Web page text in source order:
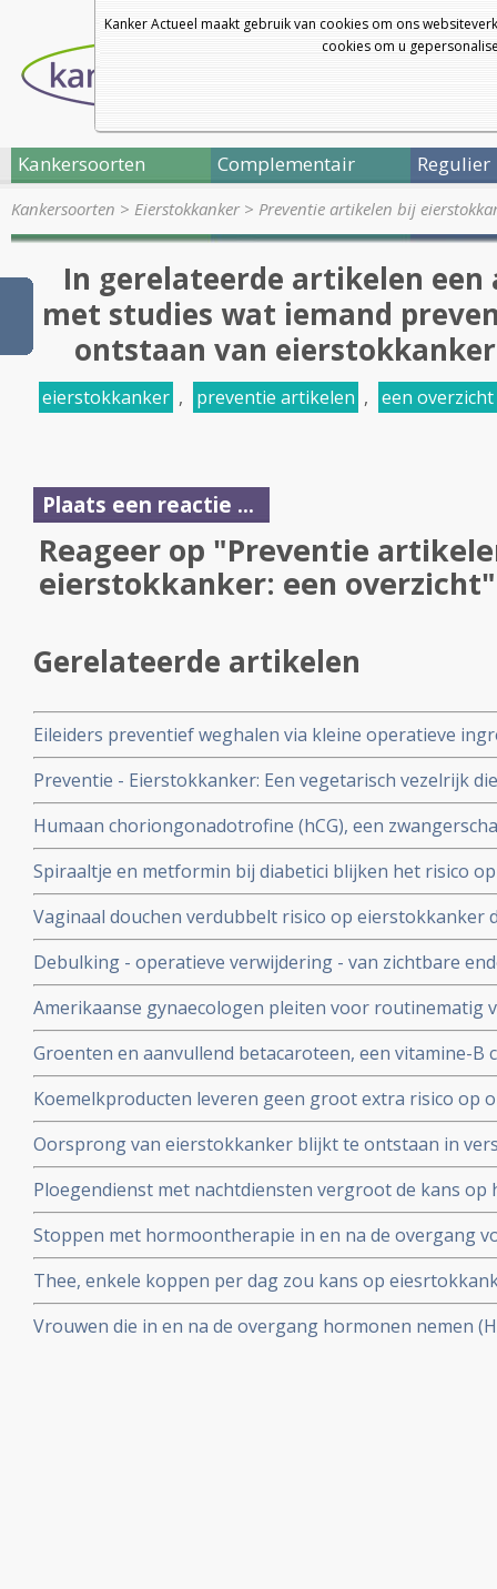
Kanker Actueel maakt gebruik van cookies om ons
cookies om u
Kankersoorten Complementair Regulier
Kankersoorten > Eierstokkanker> Preventie artikelen bij
In gerelateerde artikelen
met studies wat iemand
ontstaan van
eierstokkanker , preventie artikelen , een overzicht
Plaats een reactie ...
Reageer op "Preventie
eierstokkanker: een overzicht"
Gerelateerde artikelen
Eileiders preventief weghalen via kleine operatieve
eierstokkanker met 60 tot 80 procent blijkt uit
gynaecologisch oncoloog Jurgen Piek
Preventie - Eierstokkanker: Een vegetarisch vezelrijk
eierstokkanker met de helft aldus casus-studie
erfelijke factoren onder 127 vrouwen.
Humaan choriongonadotrofine (hCG), een
opmerkelijk effect op het genexpressieprofiel van
die geen anticonceptie gebruikten. copy 1
Spiraaltje en metformin bij diabetici blijken het risico
eierstokkanker minder te maken. Blijkt uit twee
Vaginaal douchen verdubbelt risico op eierstokkanker
schadelijke bacterien en schimmelinfecties
Debulking - operatieve verwijdering - van zichtbare
eierstokkanker copy 1
Amerikaanse gynaecologen pleiten voor routinematig
wanneer een hysterectomie of afbinden van de
risico op eierstokkanker met 30% verminderen..
Groenten en aanvullend betacaroteen, een vitamine-B
verminderen het risico op het krijgen van
epidemologische studie onder 2500 vrouwen
Koemelkproducten leveren geen groot extra risico op
eierstokkanker, aldus Nederlandse epidemologische
Oorsprong van eierstokkanker blijkt te ontstaan in
regio die zich hechten aan buitenkant eierstokken
Ploegendienst met nachtdiensten vergroot de kans op
eierstokkanker copy 1
Stoppen met hormoontherapie in en na de overgang
borstkanker (11 procent) en eierstokkanker (20
studies.
Thee, enkele koppen per dag zou kans op
verminderen aldus grote langjarige epidemologische
Vrouwen die in en na de overgang hormonen nemen